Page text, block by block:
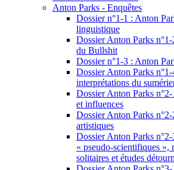
Anton Parks - Enquêtes
Dossier n°1-1 : Anton
linguistique
Dossier Anton Parks
du Bullshit
Dossier n°1-3 : Anton
Dossier Anton Parks
interprétations du
Dossier Anton Parks
et influences
Dossier Anton Parks
artistiques
Dossier Anton Parks
« pseudo-scientifiques »,
solitaires et études